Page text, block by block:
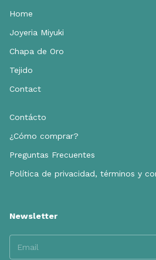
Home
Joyeria Miyuki
Chapa de Oro
Tejido
Contact
Contácto
¿Cómo comprar?
Preguntas Frecuentes
Política de privacidad, términos y
Newsletter